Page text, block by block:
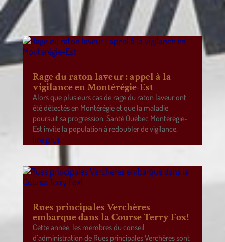
Rage du raton laveur : appel à la
vigilance en Montérégie-Est
Alors que plusieurs cas de rage du raton laveur ont
été détectés en Montérégie et que la maladie
poursuit sa progression, Santé Québec Montérégie-
Est invite la population à redoubler de vigilance.
lire plus
Rues principales Verchères
embarque dans la Course Terry Fox!
Cette année, les membres du conseil
d’administration de Rues principales Verchères sont